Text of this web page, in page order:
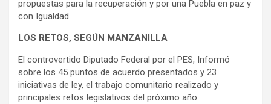
propuestas para la recuperación y por una Puebla en paz y
con Igualdad.
LOS RETOS, SEGÚN MANZANILLA
El controvertido Diputado Federal por el PES, Informó
sobre los 45 puntos de acuerdo presentados y 23
iniciativas de ley, el trabajo comunitario realizado y
principales retos legislativos del próximo año.